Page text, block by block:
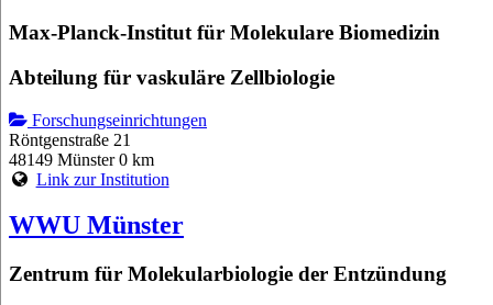
Max-Planck-Institut für Molekulare Biomedizin
Abteilung für vaskuläre Zellbiologie
Forschungseinrichtungen
Röntgenstraße 21
48149 Münster 0 km
Link zur Institution
WWU Münster
Zentrum für Molekularbiologie der Entzündung